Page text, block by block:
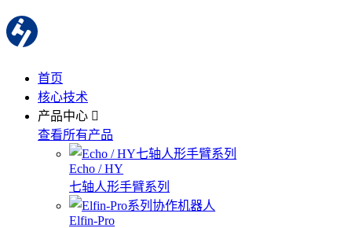
首页
核心技术
产品中心
查看所有产品
Echo / HY
七轴人形手臂系列
Elfin-Pro